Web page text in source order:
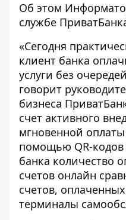
Об этом
службе
«Сегодня
клиент банка
услуги без
говорит
бизнеса
счет активного
мгновенной
помощью QR-
банка количество
счетов онлайн
счетов,
терминалы